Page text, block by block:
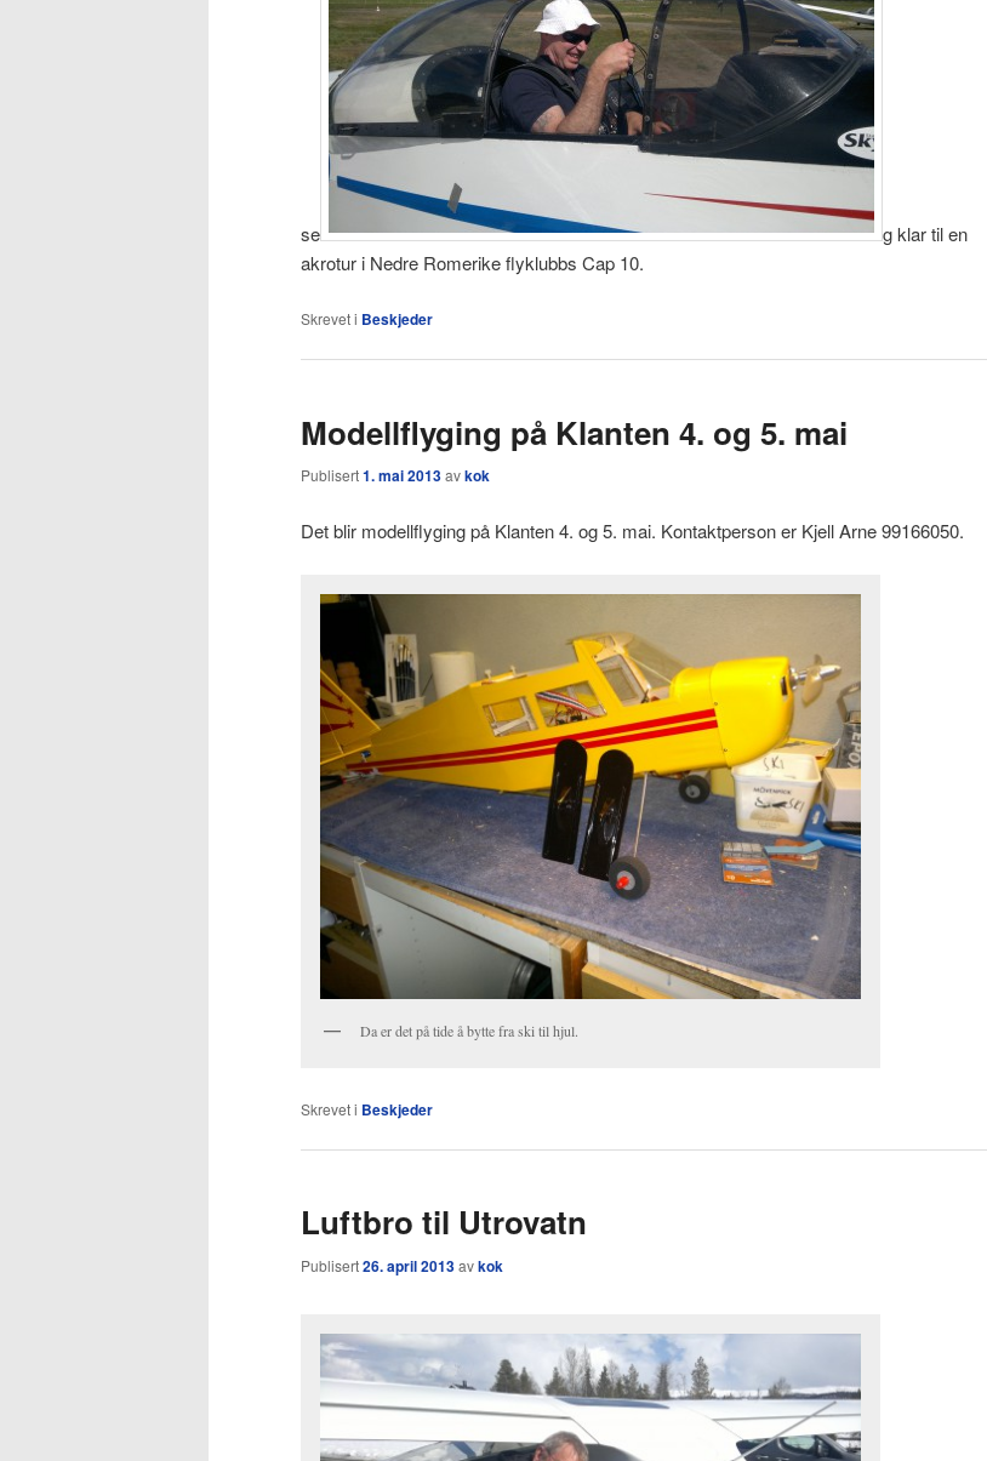
se
g klar til en
akrotur i Nedre Romerike flyklubbs Cap 10.
Skrevet i Beskjeder
Modellflyging på Klanten 4. og 5. mai
Publisert1. mai 2013avkok
Det blir modellflyging på Klanten 4. og 5. mai. Kontaktperson er Kjell Arne 99166050.
Da er det på tide å bytte fra ski til hjul.
Skrevet i Beskjeder
Luftbro til Utrovatn
Publisert26. april 2013avkok